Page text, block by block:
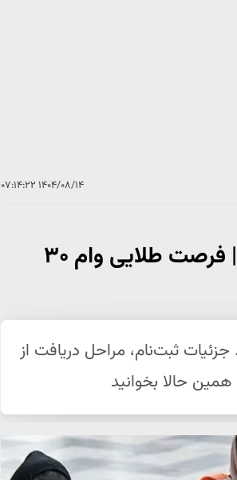
۱۴۰۴/۰۸/۱۴ ۰۷:۱۴:۲۲
وام بازنشستگان فرهنگی بدون ضامن و فوری | فرصت طلایی وام ۳۰
فعال شد. جزئیات ثبت‌نام، مراحل دریافت از